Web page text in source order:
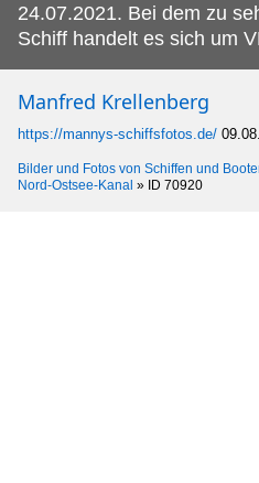
24.07.2021. Bei dem zu
Schiff handelt es sich um
Manfred Krellenberg
https://mannys-schiffsfotos.de/
Bilder und Fotos von Schiffen und
Nord-Ostsee-Kanal » ID 70920